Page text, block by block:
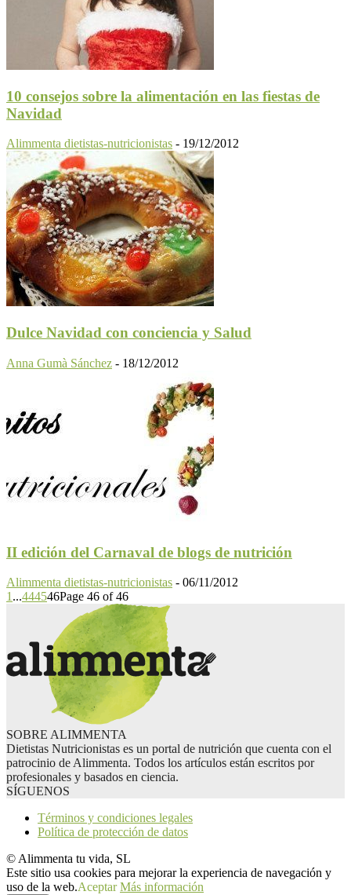
10 consejos sobre la alimentación en las fiestas de
Navidad
Alimmenta dietistas-nutricionistas - 19/12/2012
Dulce Navidad con conciencia y Salud
Anna Gumà Sánchez - 18/12/2012
II edición del Carnaval de blogs de nutrición
Alimmenta dietistas-nutricionistas - 06/11/2012
1 ...444546Page 46 of 46
SOBRE ALIMMENTA
Dietistas Nutricionistas es un portal de nutrición que cuenta con el
patrocinio de Alimmenta. Todos los artículos están escritos por
profesionales y basados en ciencia.
SÍGUENOS
Términos y condiciones legales
Política de protección de datos
© Alimmenta tu vida, SL
Este sitio usa cookies para mejorar la experiencia de navegación y
uso de la web.Aceptar Más información